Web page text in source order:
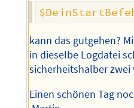
kann das gutgehen?
in dieselbe Logdatei
sicherheitshalber
Einen schönen Tag